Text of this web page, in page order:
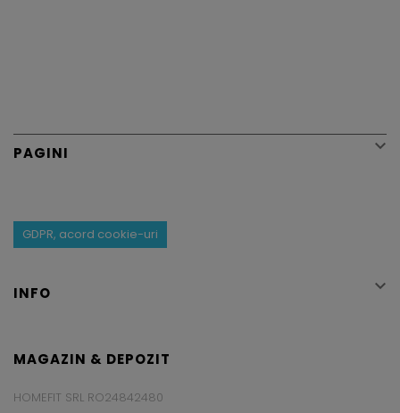
PAGINI 
GDPR, acord cookie-uri
INFO 
MAGAZIN & DEPOZIT
HOMEFIT SRL RO24842480